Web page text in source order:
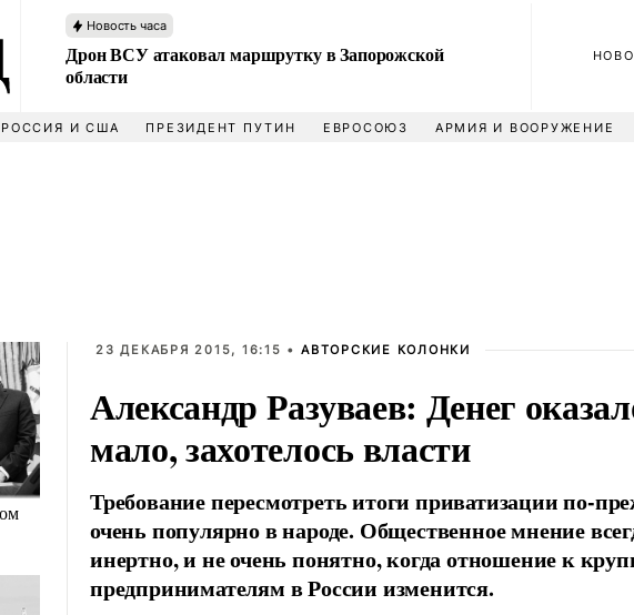
Новость часа
Дрон ВСУ атаковал маршрутку в Запорожской
области
РОССИЯ И США ПРЕЗИДЕНТ ПУТИН ЕВРОСОЮЗ АРМИЯ И ВООРУЖЕНИЕ
23 ДЕКАБРЯ 2015, 16:15 • АВТОРСКИЕ КОЛОНКИ
Александр Разуваев: Денег
мало, захотелось власти
Требование пересмотреть итоги приватизации по-
очень популярно в народе. Общественное мнение
инертно, и не очень понятно, когда отношение к
предпринимателям в России изменится.